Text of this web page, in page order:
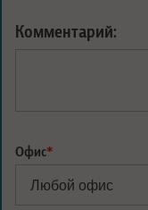
Комментарий:
Офис*